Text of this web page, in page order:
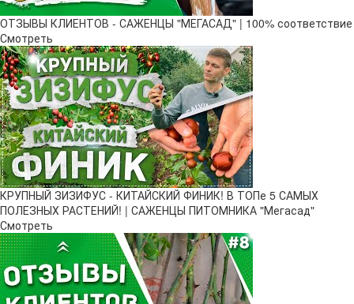
ОТЗЫВЫ КЛИЕНТОВ - САЖЕНЦЫ "МЕГАСАД" | 100% соответствие
Смотреть
КРУПНЫЙ ЗИЗИФУС - КИТАЙСКИЙ ФИНИК! В ТОПе 5 САМЫХ
ПОЛЕЗНЫХ РАСТЕНИЙ! | САЖЕНЦЫ ПИТОМНИКА "Мегасад"
Смотреть